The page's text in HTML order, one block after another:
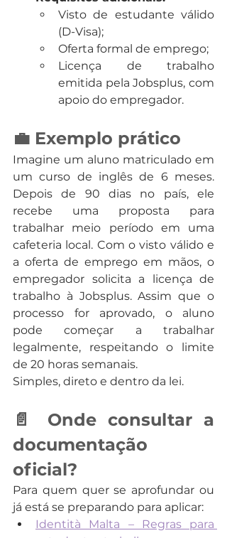
Visto de estudante válido
(D-Visa);
Oferta formal de emprego;
Licença de trabalho
emitida pela Jobsplus, com
apoio do empregador.
💼 Exemplo prático
Imagine um aluno matriculado em
um curso de inglês de 6 meses.
Depois de 90 dias no país, ele
recebe uma proposta para
trabalhar meio período em uma
cafeteria local. Com o visto válido e
a oferta de emprego em mãos, o
empregador solicita a licença de
trabalho à Jobsplus. Assim que o
processo for aprovado, o aluno
pode começar a trabalhar
legalmente, respeitando o limite
de 20 horas semanais.
Simples, direto e dentro da lei.
📄 Onde consultar a
documentação
oficial?
Para quem quer se aprofundar ou
já está se preparando para aplicar:
Identità Malta – Regras para